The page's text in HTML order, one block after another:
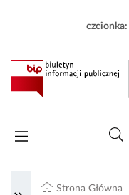
czcionka:
Strona Główna